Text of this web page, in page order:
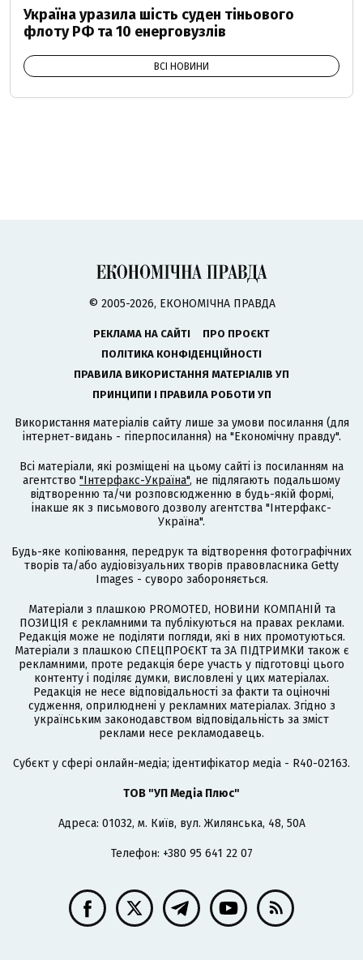
Україна уразила шість суден тіньового
флоту РФ та 10 енерговузлів
ВСІ НОВИНИ
© 2005-2026, ЕКОНОМІЧНА ПРАВДА
РЕКЛАМА НА САЙТІ
ПРО ПРОЄКТ
ПОЛІТИКА КОНФІДЕНЦІЙНОСТІ
ПРАВИЛА ВИКОРИСТАННЯ МАТЕРІАЛІВ УП
ПРИНЦИПИ І ПРАВИЛА РОБОТИ УП
Використання матеріалів сайту лише за умови посилання (для
інтернет-видань - гіперпосилання) на "Економічну правду".
Всі матеріали, які розміщені на цьому сайті із посиланням на
агентство "Інтерфакс-Україна", не підлягають подальшому
відтворенню та/чи розповсюдженню в будь-якій формі,
інакше як з письмового дозволу агентства "Інтерфакс-
Україна".
Будь-яке копіювання, передрук та відтворення фотографічних
творів та/або аудіовізуальних творів правовласника Getty
Images - суворо забороняється.
Матеріали з плашкою PROMOTED, НОВИНИ КОМПАНІЙ та
ПОЗИЦІЯ є рекламними та публікуються на правах реклами.
Редакція може не поділяти погляди, які в них промотуються.
Матеріали з плашкою СПЕЦПРОЄКТ та ЗА ПІДТРИМКИ також є
рекламними, проте редакція бере участь у підготовці цього
контенту і поділяє думки, висловлені у цих матеріалах.
Редакція не несе відповідальності за факти та оціночні
судження, оприлюднені у рекламних матеріалах. Згідно з
українським законодавством відповідальність за зміст
реклами несе рекламодавець.
Cубєкт у сфері онлайн-медіа; ідентифікатор медіа - R40-02163.
ТОВ "УП Медіа Плюс"
Адреса: 01032, м. Київ, вул. Жилянська, 48, 50А
Телефон: +380 95 641 22 07